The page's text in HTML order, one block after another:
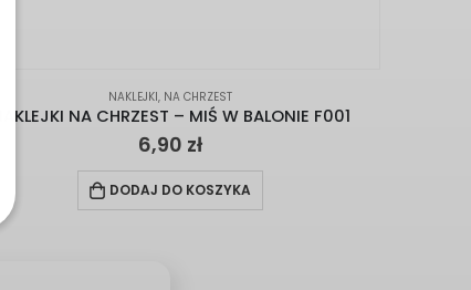
NAKLEJKI, NA CHRZEST
NAKLEJKI NA CHRZEST – MIŚ W BALONIE F001
6,90 zł
DODAJ DO KOSZYKA